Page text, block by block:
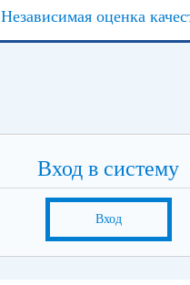
Независимая оценка
Вход в систему
Вход